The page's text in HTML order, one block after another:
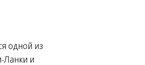
одной из
Ланки и